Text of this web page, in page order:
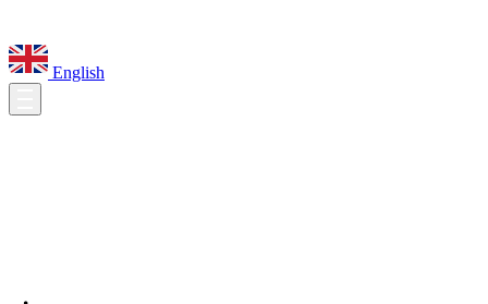
English